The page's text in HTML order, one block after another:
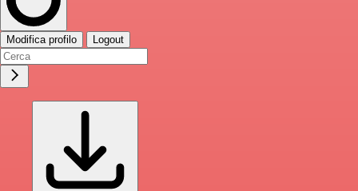
Modifica profilo Logout